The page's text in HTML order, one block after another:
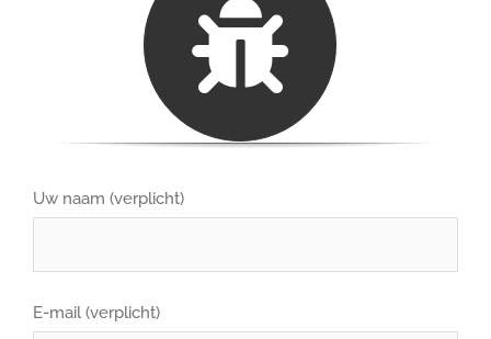
Uw naam (verplicht)
E-mail (verplicht)